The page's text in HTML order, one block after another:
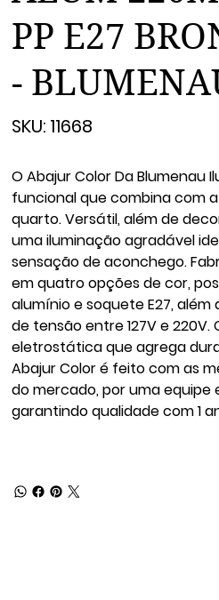
PP E27
-
SKU:
11668
11668
O Abajur Color Da Blumenau
funcional que combina com
quarto. Versátil, além de
uma iluminação agradável
sensação de aconchego.
em quatro opções de cor,
alumínio e soquete E27,
de tensão entre 127V e
eletrostática que agrega
Abajur Color é feito com as
do mercado, por uma equipe
garantindo qualidade com 1